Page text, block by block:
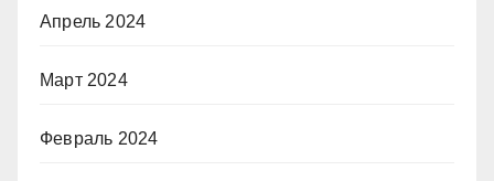
Апрель 2024
Март 2024
Февраль 2024